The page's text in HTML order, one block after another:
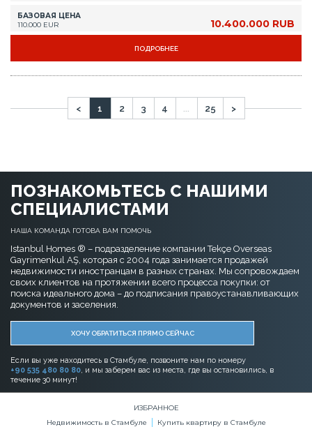
ПОЗНАКОМЬТЕСЬ С НАШИМИ
СПЕЦИАЛИСТАМИ
НАША КОМАНДА ГОТОВА ВАМ ПОМОЧЬ
поиска идеального дома – до подписания правоустанавливающих
+90 535 480 80 80 , и мы заберем вас из места, где вы остановились, в
ИЗБРАННОЕ
Недвижимость в Стамбуле
Купить квартиру в Стамбуле
Купить дом в Стамбуле
Copyright Istanbul Homes © 2014 - 2026. Все права защищены.
Официальные уведомления и отказ от ответственности
Условия использования
Политика в отношении cookie-файлов